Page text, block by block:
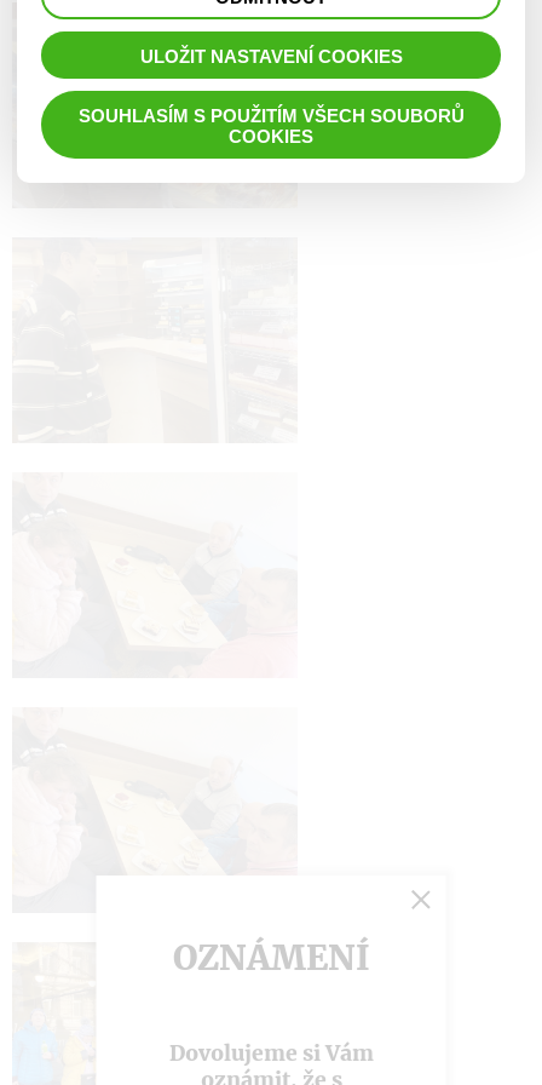
OZNÁMENÍ
Dovolujeme si Vám
prohlížené zboží apod.
ULOŽIT NASTAVENÍ COOKIES
SOUHLASÍM S POUŽITÍM VŠECH SOUBORŮ
COOKIES